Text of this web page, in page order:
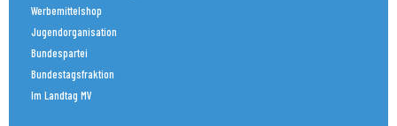
Werbemittelshop
Jugendorganisation
Bundespartei
Bundestagsfraktion
Im Landtag MV